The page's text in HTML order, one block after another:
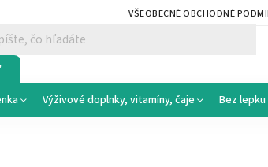
VŠEOBECNÉ OBCHODNÉ
Výživové doplnky, vitamíny, čaje Bez lepku